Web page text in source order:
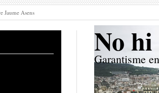
Jaume Asens
No
Garantisme